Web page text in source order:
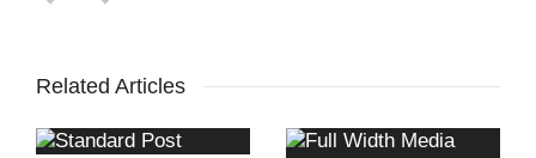
Related Articles